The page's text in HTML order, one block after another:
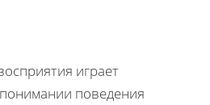
играет
поведения